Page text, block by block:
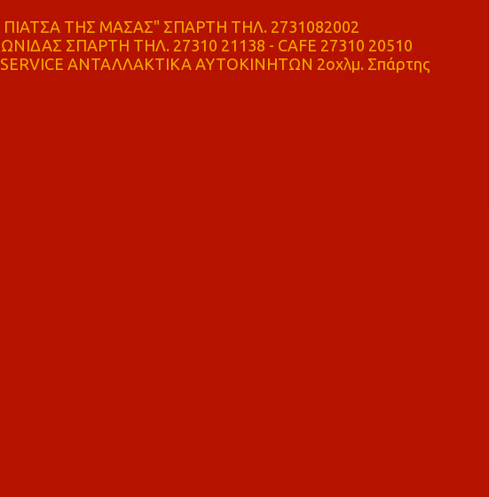
ΤΗΣ ΜΑΣΑΣ" ΣΠΑΡΤΗ ΤΗΛ. 2731082002
ΣΠΑΡΤΗ ΤΗΛ. 27310 21138 - CAFE 27310 20510
ΑΝΤΑΛΛΑΚΤΙΚΑ ΑΥΤΟΚΙΝΗΤΩΝ 2οχλμ. Σπάρτης